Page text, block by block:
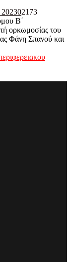
202302173
Β΄
ορκωμοσίας του
Φάνη Σπανού και